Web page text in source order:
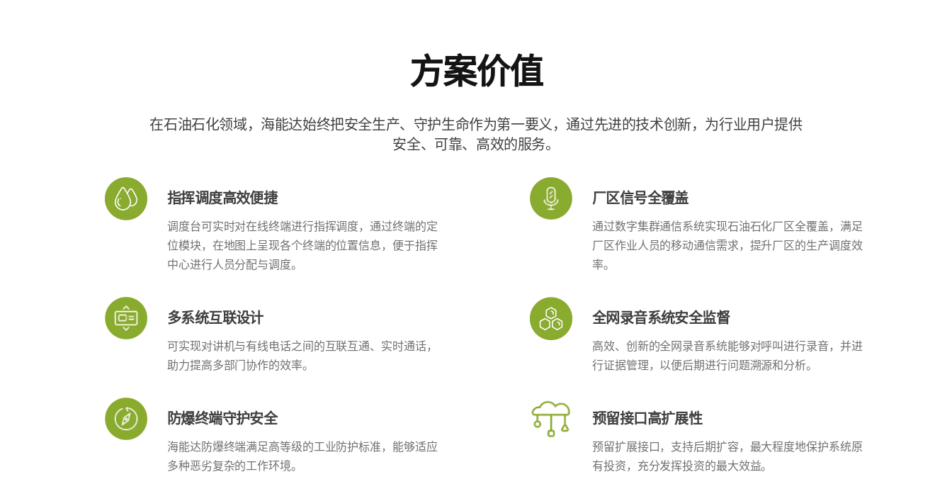
方案价值
在石油石化领域，海能达始终把安全生产、守护生命作为第一要义，通过先进的技术创新，为行业用户提供
安全、可靠、高效的服务。
指挥调度高效便捷
调度台可实时对在线终端进行指挥调度，通过终端的定
位模块，在地图上呈现各个终端的位置信息，便于指挥
中心进行人员分配与调度。
厂区信号全覆盖
通过数字集群通信系统实现石油石化厂区全覆盖，满足
厂区作业人员的移动通信需求，提升厂区的生产调度效
率。
多系统互联设计
可实现对讲机与有线电话之间的互联互通、实时通话，
助力提高多部门协作的效率。
全网录音系统安全监督
高效、创新的全网录音系统能够对呼叫进行录音，并进
行证据管理，以便后期进行问题溯源和分析。
防爆终端守护安全
海能达防爆终端满足高等级的工业防护标准，能够适应
多种恶劣复杂的工作环境。
预留接口高扩展性
预留扩展接口，支持后期扩容，最大程度地保护系统原
有投资，充分发挥投资的最大效益。